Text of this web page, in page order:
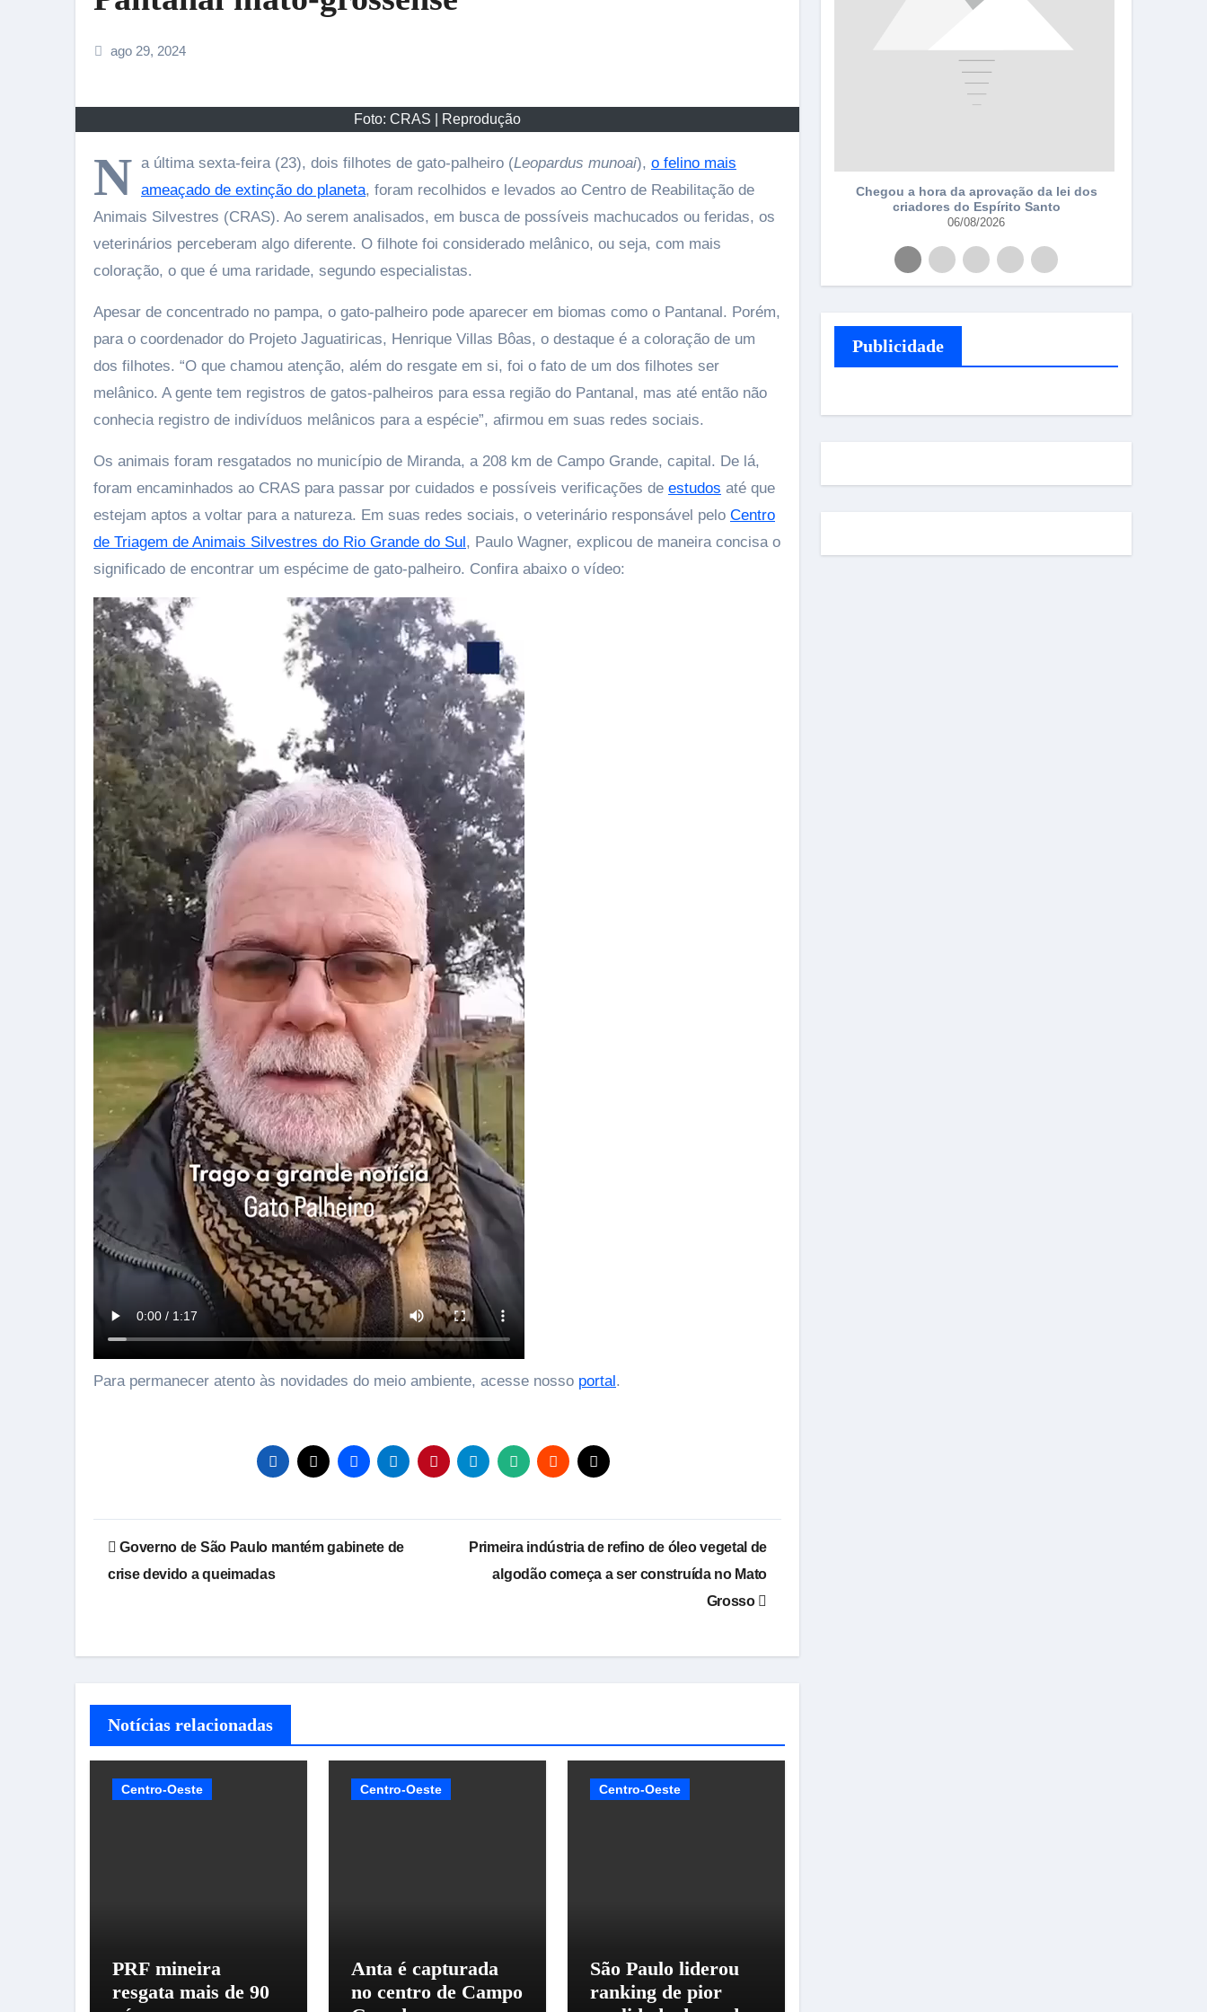
ago 29, 2024
Foto: CRAS | Reprodução
N a última sexta-feira (23), dois filhotes de gato-palheiro (Leopardus munoai), o felino mais
ameaçado de extinção do planeta, foram recolhidos e levados ao Centro de Reabilitação de
Animais Silvestres (CRAS). Ao serem analisados, em busca de possíveis machucados ou feridas, os
veterinários perceberam algo diferente. O filhote foi considerado melânico, ou seja, com mais
coloração, o que é uma raridade, segundo especialistas.
Apesar de concentrado no pampa, o gato-palheiro pode aparecer em biomas como o Pantanal. Porém,
para o coordenador do Projeto Jaguatiricas, Henrique Villas Bôas, o destaque é a coloração de um
dos filhotes. “O que chamou atenção, além do resgate em si, foi o fato de um dos filhotes ser
melânico. A gente tem registros de gatos-palheiros para essa região do Pantanal, mas até então não
conhecia registro de indivíduos melânicos para a espécie”, afirmou em suas redes sociais.
Os animais foram resgatados no município de Miranda, a 208 km de Campo Grande, capital. De lá,
foram encaminhados ao CRAS para passar por cuidados e possíveis verificações de estudos até que
estejam aptos a voltar para a natureza. Em suas redes sociais, o veterinário responsável pelo Centro
de Triagem de Animais Silvestres do Rio Grande do Sul, Paulo Wagner, explicou de maneira concisa o
significado de encontrar um espécime de gato-palheiro. Confira abaixo o vídeo:
Para permanecer atento às novidades do meio ambiente, acesse nosso portal.
Navegação
de
Governo de São Paulo mantém gabinete de
crise devido a queimadas
Primeira indústria de refino de óleo vegetal de
algodão começa a ser construída no Mato
Grosso
Notícias relacionadas
Centro-Oeste
PRF mineira
resgata mais de 90
Centro-Oeste
Anta é capturada
no centro de Campo
Centro-Oeste
São Paulo liderou
ranking de pior
Chegou a hora da aprovação da lei dos
criadores do Espírito Santo
06/08/2026
Publicidade